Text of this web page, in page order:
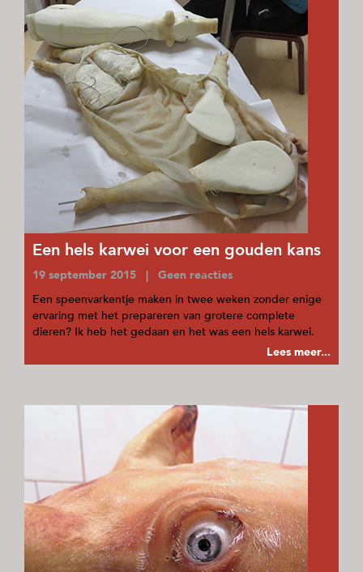
Een hels karwei voor een gouden kans
19 september 2015 | Geen reacties
Een speenvarkentje maken in twee weken zonder enige
ervaring met het prepareren van grotere complete
dieren? Ik heb het gedaan en het was een hels karwei.
Lees meer...